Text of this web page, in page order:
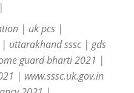
| uk pcs |
| uttarakhand sssc | gds
guard bharti 2021 |
| www.sssc.uk.gov.in